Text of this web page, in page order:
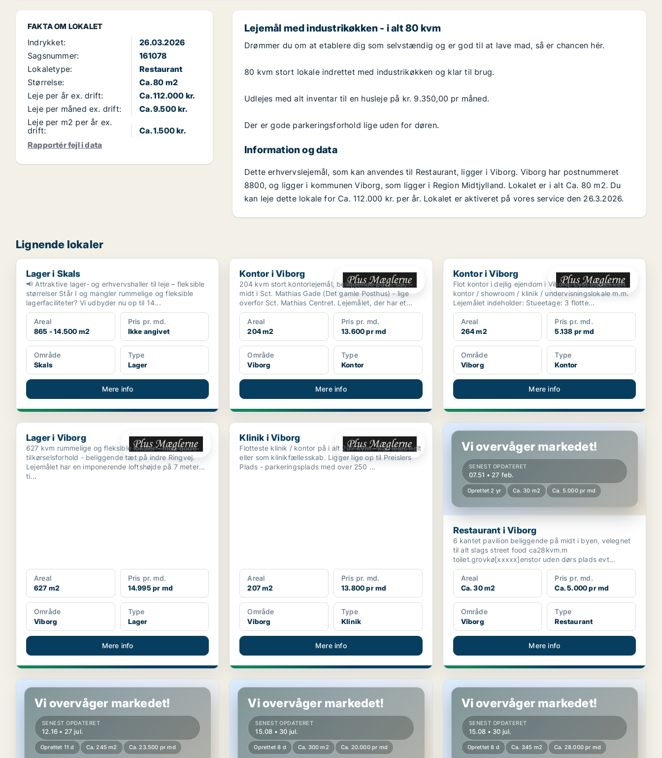
FAKTA OM LOKALET
Indrykket:
26.03.2026
Sagsnummer:
161078
Lokaletype:
Restaurant
Størrelse:
Ca. 80 m2
Leje per år ex. drift:
Ca. 112.000 kr.
Leje per måned ex. drift:
Ca. 9.500 kr.
Leje per m2 per år ex.
drift:
Ca. 1.500 kr.
Rapportér fejl i data
Lejemål med industrikøkken - i alt 80 kvm
Drømmer du om at etablere dig som selvstændig og er god til at lave mad, så er chancen hér.
80 kvm stort lokale indrettet med industrikøkken og klar til brug.
Udlejes med alt inventar til en husleje på kr. 9.350,00 pr måned.
Der er gode parkeringsforhold lige uden for døren.
Information og data
Dette erhvervslejemål, som kan anvendes til Restaurant, ligger i Viborg. Viborg har postnummeret
8800, og ligger i kommunen Viborg, som ligger i Region Midtjylland. Lokalet er i alt Ca. 80 m2. Du
kan leje dette lokale for Ca. 112.000 kr. per år. Lokalet er aktiveret på vores service den 26.3.2026.
Lignende lokaler
Lager i Skals
Lager i Skals
📢 Attraktive lager- og erhvervshaller til leje – fleksible
størrelser Står I og mangler rummelige og fleksible
lagerfaciliteter? Vi udbyder nu op til 14...
Areal
865 - 14.500 m2
Pris pr. md.
Ikke angivet
Område
Skals
Type
Lager
Mere info
Kontor i Viborg
Kontor i Viborg
204 kvm stort kontorlejemål, beliggende på 3. sal,
midt i Sct. Mathias Gade (Det gamle Posthus) - lige
overfor Sct. Mathias Centret. Lejemålet, der har et...
Areal
204 m2
Pris pr. md.
13.600 pr md
Område
Viborg
Type
Kontor
Mere info
Kontor i Viborg
Kontor i Viborg
Flot kontor i dejlig ejendom i Viborg. Lyst og lækkert
kontor / showroom / klinik / undervisningslokale m.m.
Lejemålet indeholder: Stueetage: 3 flotte...
Areal
264 m2
Pris pr. md.
5.138 pr md
Område
Viborg
Type
Kontor
Mere info
Lager i Viborg
Lager i Viborg
627 kvm rummelige og fleksible lokaler - med gode
tilkørselsforhold - beliggende tæt på indre Ringvej.
Lejemålet har en imponerende loftshøjde på 7 meter
ti...
Areal
627 m2
Pris pr. md.
14.995 pr md
Område
Viborg
Type
Lager
Mere info
Klinik i Viborg
Klinik i Viborg
Flotteste klinik / kontor på i alt 207 kvm - kan lejes helt
eller som klinikfællesskab. Ligger lige op til Preislers
Plads - parkeringsplads med over 250 ...
Areal
207 m2
Pris pr. md.
13.800 pr md
Område
Viborg
Type
Klinik
Mere info
Restaurant i Viborg
Vi overvåger markedet!
SENEST OPDATERET
07.51 • 27 feb.
Oprettet 2 yr Ca. 30 m2 Ca. 5.000 pr md
Restaurant i Viborg
6 kantet pavilion beliggende på midt i byen, velegnet
til alt slags street food ca28kvm.m
toilet.grovkø[xxxxx]enstor uden dørs plads evt
pandekager, grillkyl...
Areal
Ca. 30 m2
Pris pr. md.
Ca. 5.000 pr md
Område
Viborg
Type
Restaurant
Mere info
Butik i Viborg
Vi overvåger markedet!
SENEST OPDATERET
12.16 • 27 jul.
Oprettet 11 d Ca. 245 m2 Ca. 23.500 pr md
Restaurant i Viborg
Vi overvåger markedet!
SENEST OPDATERET
15.08 • 30 jul.
Oprettet 8 d Ca. 300 m2 Ca. 20.000 pr md
Restaurant i Viborg
Vi overvåger markedet!
SENEST OPDATERET
15.08 • 30 jul.
Oprettet 8 d Ca. 345 m2 Ca. 28.000 pr md